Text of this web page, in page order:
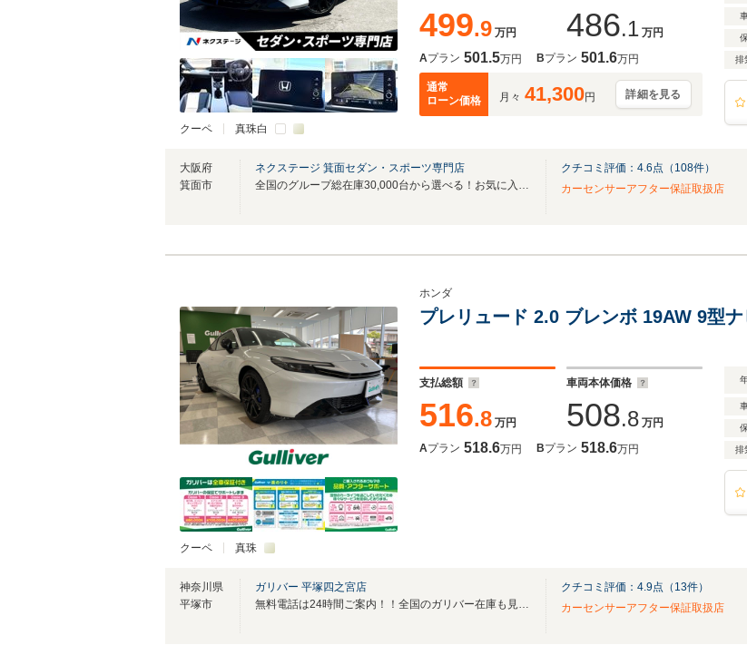
クーペ 真珠白
499.9 万円 486.1 万円
Aプラン 501.5万円 Bプラン 501.6万円
通常
ローン価格
月々 41,300円 詳細を見る
排
大阪府
箕面市
ネクステージ 箕面セダン・スポーツ専門店
全国のグループ総在庫30,000台から選べる！お気に入りの愛車がきっと見つかります！
クチコミ評価： 4.6点（ 108件）
カーセンサーアフター保証取扱店
クーペ 真珠
ホンダ
プレリュード 2.0 ブレンボ 19AW 9型ナ
支払総額
516.8 万円
車両本体価格
508.8 万円
Aプラン 518.6万円 Bプラン 518.6万円 排
神奈川県
平塚市
ガリバー 平塚四之宮店
無料電話は24時間ご案内！！全国のガリバー在庫も見たい方は一括照会が可能です！
クチコミ評価： 4.9点（ 13件）
カーセンサーアフター保証取扱店